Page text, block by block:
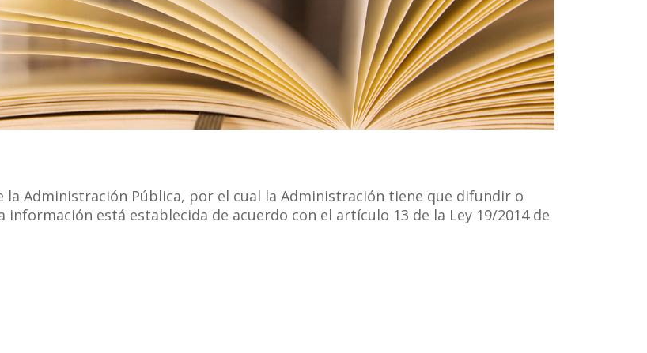
Administración Pública, por el cual la Administración tiene que difundir o
está establecida de acuerdo con el artículo 13 de la Ley 19/2014 de